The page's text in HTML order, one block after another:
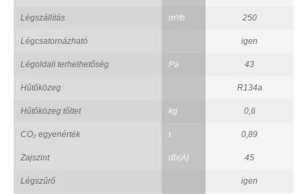
Légszállítás m³/h 250
Légcsatornázható igen
Légoldali terhelhetőség Pa 43
Hűtőközeg R134a
Hűtőközeg tőltet kg 0,6
CO₂ egyenérték t 0,89
Zajszint db(A) 45
Légszűrő igen